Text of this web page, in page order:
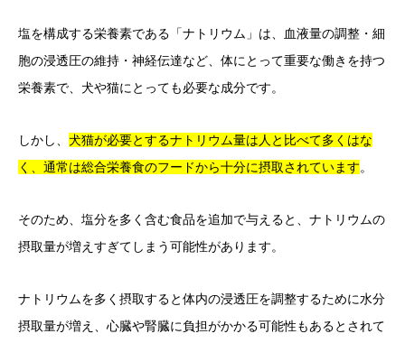
塩を構成する栄養素である「ナトリウム」は、血液量の調整・細
胞の浸透圧の維持・神経伝達など、体にとって重要な働きを持つ
栄養素で、犬や猫にとっても必要な成分です。
しかし、 犬猫が必要とするナトリウム量は人と比べて多くはな
く、通常は総合栄養食のフードから十分に摂取されています。
そのため、塩分を多く含む食品を追加で与えると、ナトリウムの
摂取量が増えすぎてしまう可能性があります。
ナトリウムを多く摂取すると体内の浸透圧を調整するために水分
摂取量が増え、心臓や腎臓に負担がかかる可能性もあるとされて